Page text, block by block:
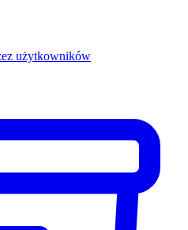
użytkowników